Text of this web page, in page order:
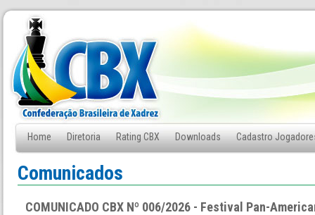
Home Diretoria Rating CBX Downloads Cadastro
Fale Conosco
Comunicados
COMUNICADO CBX Nº 006/2026 - Festival Pan-